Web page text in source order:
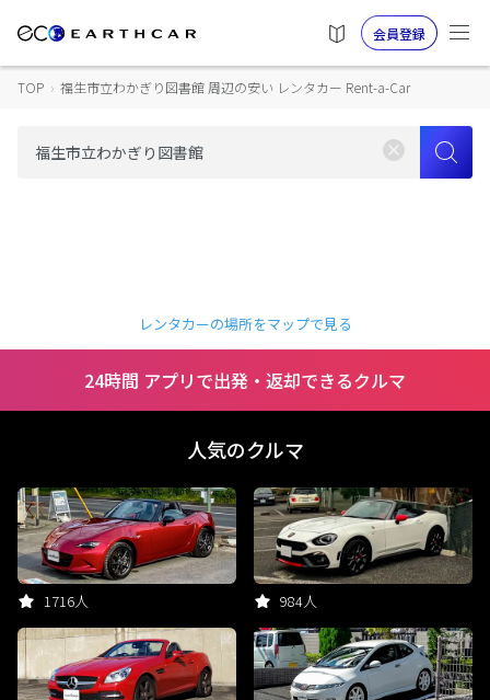
会員登録
TOP › 福生市立わかぎり図書館 周辺の安い レンタカー Rent-a-Car
レンタカーの場所をマップで見る
24時間 アプリで出発・返却できるクルマ
人気のクルマ
1716人 984人